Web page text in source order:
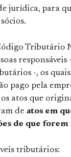
jurídica, para
Tributário
responsáveis
-, os
pago pela
atos que
de atos em
de que forem
tributários: